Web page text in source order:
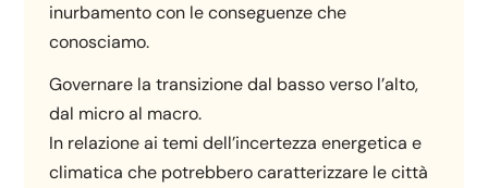
inurbamento con le conseguenze che
conosciamo.
Governare la transizione dal basso verso l’alto,
dal micro al macro.
In relazione ai temi dell’incertezza energetica e
climatica che potrebbero caratterizzare le città